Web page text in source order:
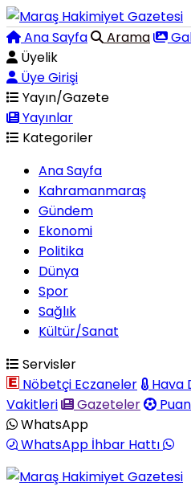
Ana Sayfa Arama
Üyelik
Üye Girişi
Yayın/Gazete
Yayınlar
Kategoriler
Ana Sayfa
Kahramanmaraş
Gündem
Ekonomi
Politika
Dünya
Spor
Sağlık
Kültür/Sanat
Servisler
Nöbetçi Eczaneler
Hava
Vakitleri
Gazeteler
WhatsApp
WhatsApp İhbar Hattı